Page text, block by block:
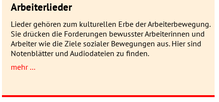
Arbeiterlieder
Lieder gehören zum kulturellen Erbe der Arbeiterbewegung.
Sie drücken die Forderungen bewusster Arbeiterinnen und
Arbeiter wie die Ziele sozialer Bewegungen aus. Hier sind
Notenblätter und Audiodateien zu finden.
mehr ...